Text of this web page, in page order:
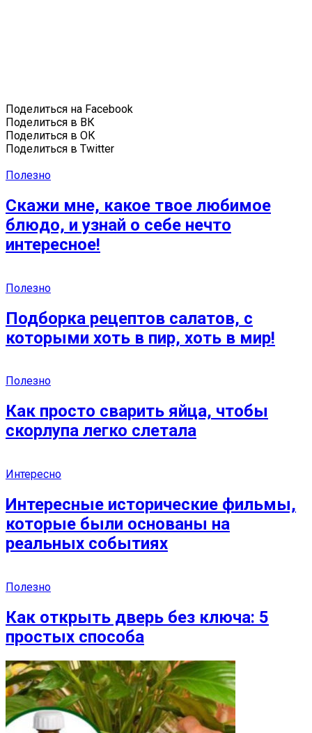
Поделиться на Facebook
Поделиться в ВК
Поделиться в ОК
Поделиться в Twitter
Полезно
Скажи мне, какое твое любимое
блюдо, и узнай о себе нечто
интересное!
Полезно
Подборка рецептов салатов, с
которыми хоть в пир, хоть в мир!
Полезно
Как просто сварить яйца, чтобы
скорлупа легко слетала
Интересно
Интересные исторические фильмы,
которые были основаны на
реальных событиях
Полезно
Как открыть дверь без ключа: 5
простых способа